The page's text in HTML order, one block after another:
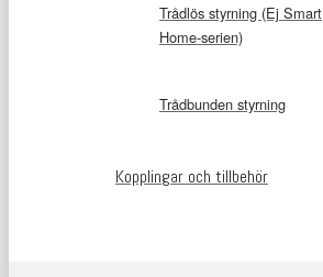
Trådlös styrning (Ej Smart
Home-serien)
Trådbunden styrning
Kopplingar och tillbehör